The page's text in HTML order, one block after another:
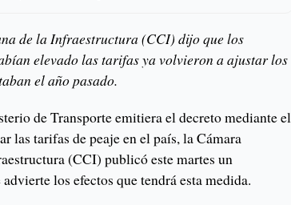
de la Infraestructura (CCI) dijo que los
elevado las tarifas ya volvieron a ajustar los
el año pasado.
de Transporte emitiera el decreto mediante el
las tarifas de peaje en el país, la Cámara
(CCI) publicó este martes un
los efectos que tendrá esta medida.